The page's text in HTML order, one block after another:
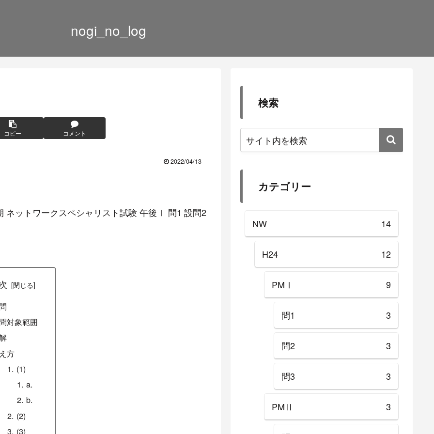
nogi_no_log
コピー コメント
2022/04/13
ネットワークスペシャリスト試験 午後Ⅰ 問1 設問2
対象範囲
方
(1)
a.
b.
(2)
(3)
検索
カテゴリー
NW 14
H24 12
PMⅠ 9
問1 3
問2 3
問3 3
PMⅡ 3